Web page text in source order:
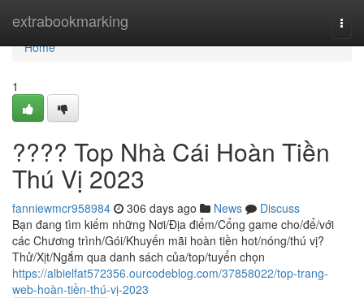
extrabookmarking
Home
Home
1
???? Top Nhà Cái Hoàn Tiền
Thú Vị 2023
fanniewmcr958984 306 days ago News
Discuss
Bạn đang tìm kiếm những Nơi/Địa điểm/Cổng game cho/để/với
các Chương trình/Gói/Khuyến mãi hoàn tiền hot/nóng/thú vị?
Thử/Xịt/Ngắm qua danh sách của/top/tuyển chọn
https://albielfat572356.ourcodeblog.com/37858022/top-trang-
web-hoàn-tiền-thú-vị-2023